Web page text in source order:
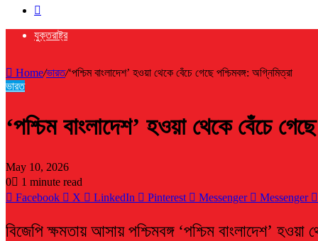
যুক্তরাষ্ট্র
Home/ভারত/‘পশ্চিম বাংলাদেশ’ হওয়া থেকে বেঁচে গেছে পশ্চিমবঙ্গ: অগ্নিমিত্রা
ভারত
‘পশ্চিম বাংলাদেশ’ হওয়া থেকে বেঁচে
May 10, 2026
0
1 minute read
Facebook
X LinkedIn Pinterest Messenger Messenger
বিজেপি ক্ষমতায় আসায় পশ্চিমবঙ্গ ‘পশ্চিম বাংলাদেশ’